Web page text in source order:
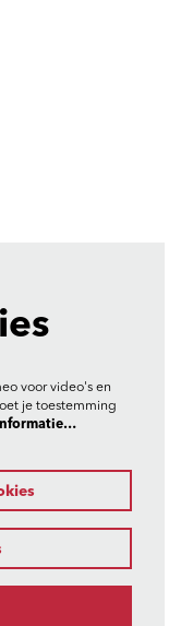
voor video's en
je toestemming